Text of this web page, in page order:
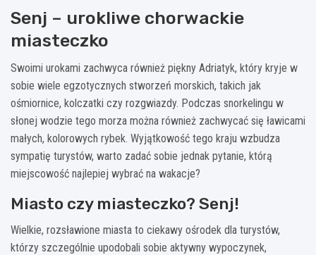
Senj – urokliwe chorwackie
miasteczko
Swoimi urokami zachwyca również piękny Adriatyk, który kryje w
sobie wiele egzotycznych stworzeń morskich, takich jak
ośmiornice, kolczatki czy rozgwiazdy. Podczas snorkelingu w
słonej wodzie tego morza można również zachwycać się ławicami
małych, kolorowych rybek. Wyjątkowość tego kraju wzbudza
sympatię turystów, warto zadać sobie jednak pytanie, którą
miejscowość najlepiej wybrać na wakacje?
Miasto czy miasteczko? Senj!
Wielkie, rozsławione miasta to ciekawy ośrodek dla turystów,
którzy szczególnie upodobali sobie aktywny wypoczynek,